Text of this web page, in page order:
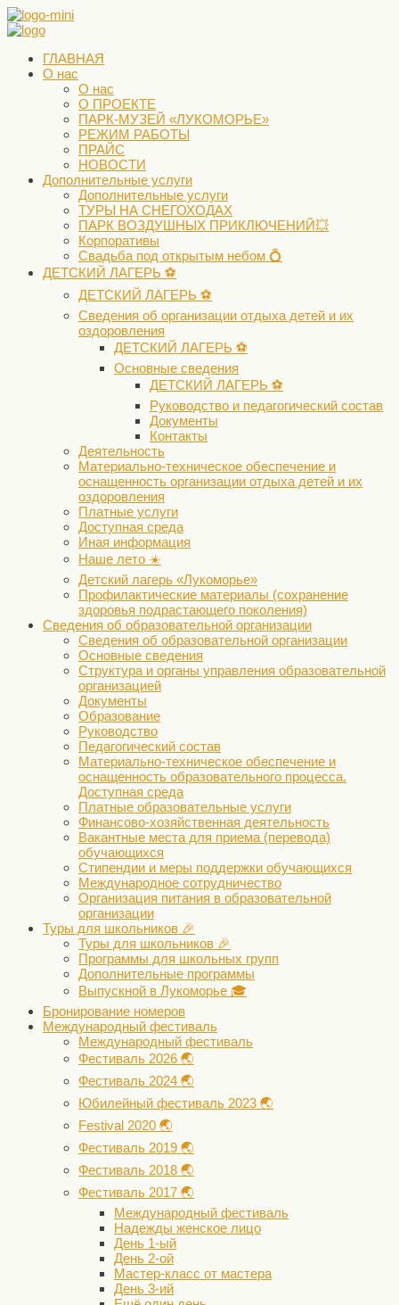
ГЛАВНАЯ
О нас
О нас
О ПРОЕКТЕ
ПАРК-МУЗЕЙ «ЛУКОМОРЬЕ»
РЕЖИМ РАБОТЫ
ПРАЙС
НОВОСТИ
Дополнительные услуги
Дополнительные услуги
ТУРЫ НА СНЕГОХОДАХ
ПАРК ВОЗДУШНЫХ ПРИКЛЮЧЕНИЙ💥
Корпоративы
Свадьба под открытым небом 💍
ДЕТСКИЙ ЛАГЕРЬ ⚽️
ДЕТСКИЙ ЛАГЕРЬ ⚽️
Сведения об организации отдыха детей и их
оздоровления
ДЕТСКИЙ ЛАГЕРЬ ⚽️
Основные сведения
ДЕТСКИЙ ЛАГЕРЬ ⚽️
Руководство и педагогический состав
Документы
Контакты
Деятельность
Материально-техническое обеспечение и
оснащенность организации отдыха детей и их
оздоровления
Платные услуги
Доступная среда
Иная информация
Наше лето ☀️
Детский лагерь «Лукоморье»
Профилактические материалы (сохранение
здоровья подрастающего поколения)
Сведения об образовательной организации
Сведения об образовательной организации
Основные сведения
Структура и органы управления образовательной
организацией
Документы
Образование
Руководство
Педагогический состав
Материально-техническое обеспечение и
оснащенность образовательного процесса.
Доступная среда
Платные образовательные услуги
Финансово-хозяйственная деятельность
Вакантные места для приема (перевода)
обучающихся
Стипендии и меры поддержки обучающихся
Международное сотрудничество
Организация питания в образовательной
организации
Туры для школьников 🎉
Туры для школьников 🎉
Программы для школьных групп
Дополнительные программы
Выпускной в Лукоморье 🎓
Бронирование номеров
Международный фестиваль
Международный фестиваль
Фестиваль 2026 🌏
Фестиваль 2024 🌏
Юбилейный фестиваль 2023 🌏
Festival 2020 🌏
Фестиваль 2019 🌏
Фестиваль 2018 🌏
Фестиваль 2017 🌏
Международный фестиваль
Надежды женское лицо
День 1-ый
День 2-ой
Мастер-класс от мастера
День 3-ий